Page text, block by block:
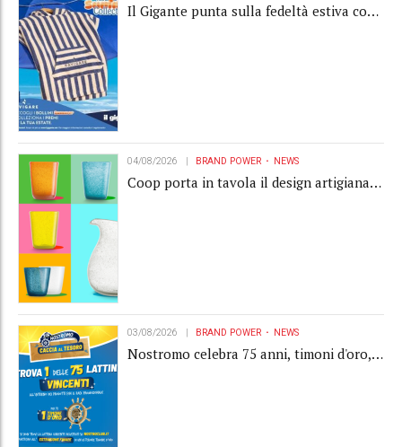
Il Gigante punta sulla fedeltà estiva con
04/08/2026 BRAND POWER NEWS
Coop porta in tavola il design artigianale
03/08/2026 BRAND POWER NEWS
Nostromo celebra 75 anni, timoni d'oro,